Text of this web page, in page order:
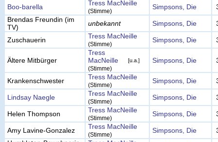
Boo-barella Tress MacNeille
(Stimme)
Simpsons, Die
Brendas Freundin (im
TV)
unbekannt Simpsons, Die
Zuschauerin Tress MacNeille
(Stimme)
Simpsons, Die
Ältere Mitbürger
Tress
MacNeille
(Stimme)
[u.a.] Simpsons, Die
Krankenschwester Tress MacNeille
(Stimme)
Simpsons, Die
Lindsay Naegle Tress MacNeille
(Stimme)
Simpsons, Die
Helen Thompson Tress MacNeille
(Stimme)
Simpsons, Die
Amy Lavine-Gonzalez Tress MacNeille
(Stimme)
Simpsons, Die